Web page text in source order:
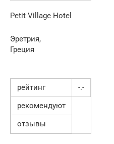
Petit Village Hotel
Эретрия,
Греция
рейтинг
-.-
рекомендуют
отзывы